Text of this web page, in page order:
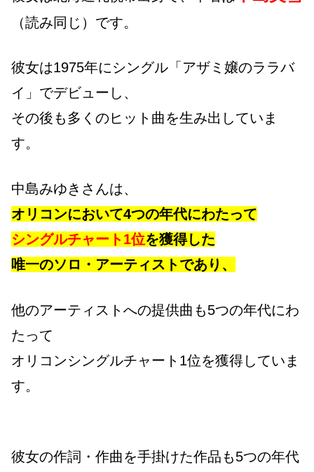
（読み同じ） です。
彼女は1975年にシングル「アザミ嬢のララバ
イ」でデビューし、
その後も多くのヒット曲を生み出していま
す。
中島みゆきさんは、
オリコンにおいて4つの年代にわたって
シングルチャート1位を獲得した
唯一のソロ・アーティストであり、
他のアーティストへの提供曲も5つの年代にわ
たって
オリコンシングルチャート1位を獲得していま
す。
彼女の作詞・作曲を手掛けた作品も5つの年代